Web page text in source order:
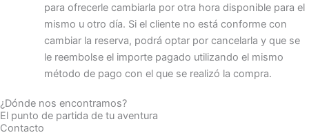
para ofrecerle cambiarla por otra hora disponible para el
mismo u otro día. Si el cliente no está conforme con
cambiar la reserva, podrá optar por cancelarla y que se
le reembolse el importe pagado utilizando el mismo
método de pago con el que se realizó la compra.
¿Dónde nos encontramos?
El punto de partida de tu aventura
Contacto